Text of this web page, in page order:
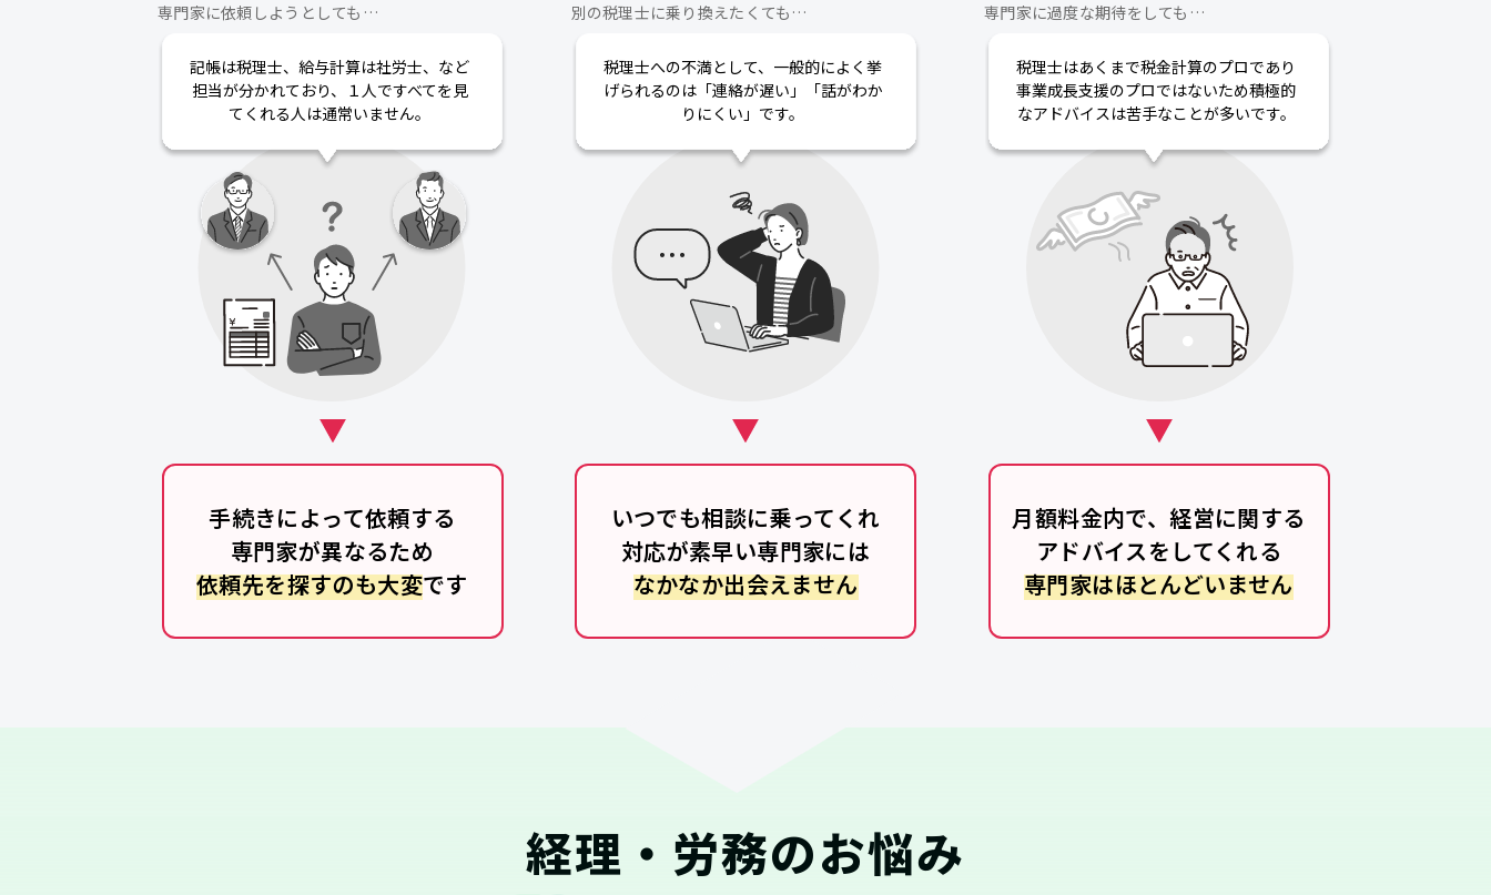
専門家に依頼しようとしても…
記帳は税理士、給与計算は社労士、など
担当が分かれており、１人ですべてを見
てくれる人は通常いません。
手続きによって依頼する
専門家が異なるため
依頼先を探すのも大変です
別の税理士に乗り換えたくても…
税理士への不満として、一般的によく挙
げられるのは「連絡が遅い」「話がわか
りにくい」です。
いつでも相談に乗ってくれ
対応が素早い専門家には
なかなか出会えません
専門家に過度な期待をしても…
税理士はあくまで税金計算のプロであり
事業成長支援のプロではないため積極的
なアドバイスは苦手なことが多いです。
月額料金内で、経営に関する
アドバイスをしてくれる
専門家はほとんどいません
経理・労務のお悩み